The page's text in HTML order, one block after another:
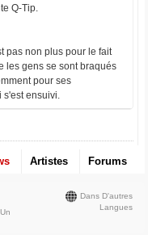
Q-Tip.
pas non plus pour le fait
les gens se sont braqués
pour ses
s'est ensuivi.
Artistes Forums
Dans D'autres
Langues